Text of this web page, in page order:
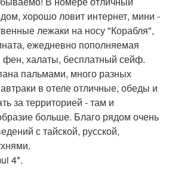
хорошо ловит интернет, мини -
лежаки на носу "Корабля",
ежедневно пополняемая
халаты, бесплатный сейф.
пальмами, много разных
в отеле отличные, обеды и
за территорией - там и
больше. Благо рядом очень
с тайской, русской,
4*.